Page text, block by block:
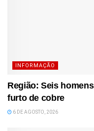
INFORMAÇÃO
Região: Seis
furto de cobre
6 DE AGOSTO, 2026